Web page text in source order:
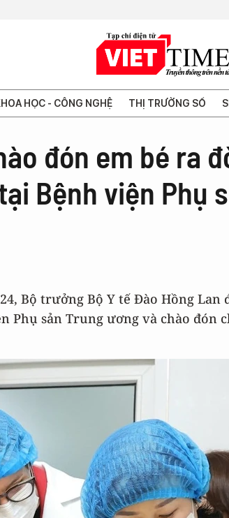
HỌC - CÔNG NGHỆ THỊ TRƯỜNG SỐ
đón em bé ra
Bệnh viện Phụ
Bộ trưởng Bộ Y tế Đào Hồng Lan
Phụ sản Trung ương và chào đón